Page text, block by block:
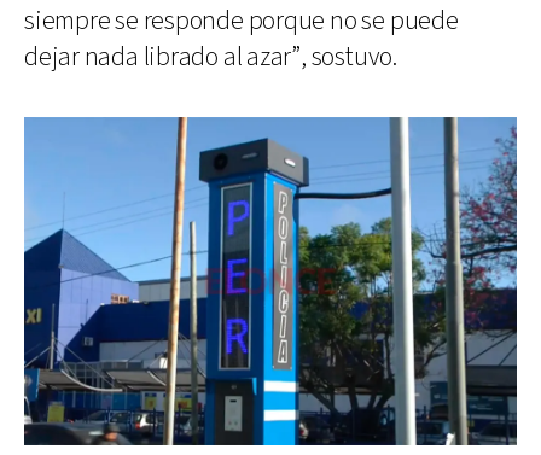
siempre se responde porque no se puede
dejar nada librado al azar”, sostuvo.